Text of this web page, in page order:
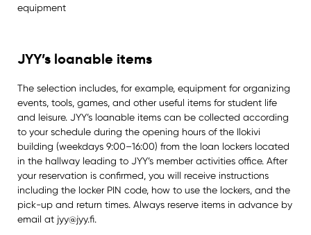
equipment
JYY’s loanable items
The selection includes, for example, equipment for organizing
events, tools, games, and other useful items for student life
and leisure. JYY’s loanable items can be collected according
to your schedule during the opening hours of the Ilokivi
building (weekdays 9:00–16:00) from the loan lockers located
in the hallway leading to JYY’s member activities office. After
your reservation is confirmed, you will receive instructions
including the locker PIN code, how to use the lockers, and the
pick-up and return times. Always reserve items in advance by
email at jyy@jyy.fi.